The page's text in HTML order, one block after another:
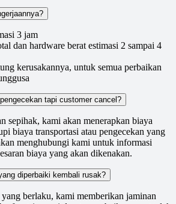
3 jam
dan hardware berat estimasi 2 sampai 4
kerusakannya, untuk semua perbaikan
tapi customer cancel?
sepihak, kami akan menerapkan biaya
biaya transportasi atau pengecekan yang
menghubungi kami untuk informasi
biaya yang akan dikenakan.
diperbaiki kembali rusak?
yang berlaku, kami memberikan jaminan